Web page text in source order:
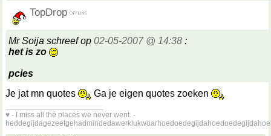
TopDrop
Mr Soija schreef op 02-05-2007 @ 14:38 :
het is zo
pcies
Je jat mn quotes
Ga je eigen quotes zoeken
♥ - I miss all the places we never went. -